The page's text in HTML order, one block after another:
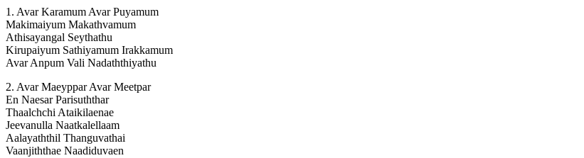
1. Avar Karamum Avar Puyamum
Makimaiyum Makathvamum
Athisayangal Seythathu
Kirupaiyum Sathiyamum Irakkamum
Avar Anpum Vali Nadaththiyathu
2. Avar Maeyppar Avar Meetpar
En Naesar Parisuththar
Thaalchchi Ataikilaenae
Jeevanulla Naatkalellaam
Aalayaththil Thanguvathai
Vaanjiththae Naadiduvaen